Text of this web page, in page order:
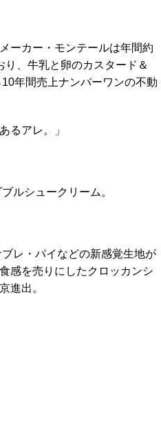
ーカー・モンテールは年間約
、牛乳と卵のカスタード＆
年間売上ナンバーワンの不動
るアレ。」
ルシュークリーム。
レ・パイなどの新感覚生地が
感を売りにしたクロッカンシ
進出。